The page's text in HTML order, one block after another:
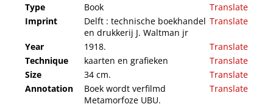
Type Book
Translate
Imprint
Delft : technische boekhandel
en drukkerij J. Waltman jr
Translate
Year 1918.
Translate
Technique
kaarten en grafieken
Translate
Size
34 cm.
Translate
Annotation
Boek wordt verfilmd
Metamorfoze UBU.
Translate